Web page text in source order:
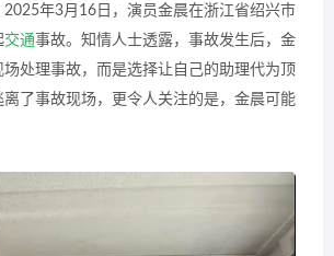
年3月16日，演员金晨在浙江省绍兴市
交通事故。知情人士透露，事故发生后，金
处理事故，而是选择让自己的助理代为顶
离了事故现场，更令人关注的是，金晨可能